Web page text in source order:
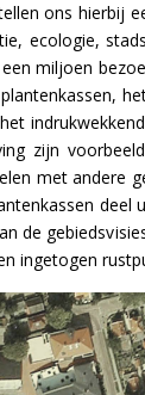
ons hierbij
ecologie,
miljoen
zijn
met andere
deel
de
ingetogen